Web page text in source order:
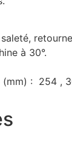
à 30°.
(mm) : 254 ,